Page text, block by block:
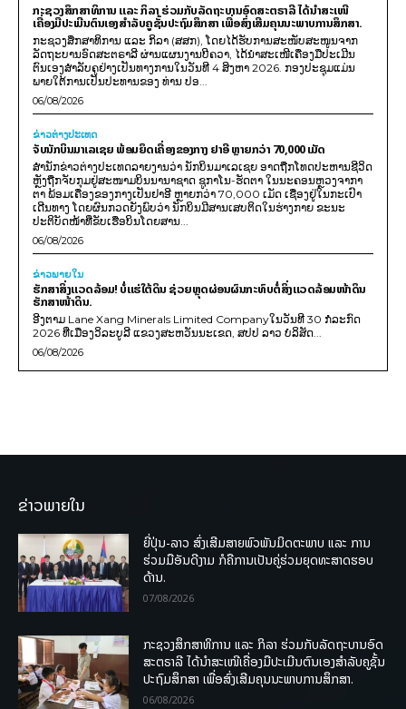
ກະຊວງສຶກສາທິການ ແລະ ກິລາ ຮ່ວມກັບລັດຖະບານອົດສະຕຣາລີ ໄດ້ນຳສະເໜີ
ເຄື່ອງມືປະເມີນຕົນເອງສຳລັບຄູຊັ້ນປະຖົມສຶກສາ ເພື່ອສົ່ງເສີມຄຸນນະພາບການສຶກສາ.
ກະຊວງສຶກສາທິການ ແລະ ກິລາ (ສສກ), ໂດຍໄດ້ຮັບການສະໜັບສະໜູນຈາກ
ລັດຖະບານອົດສະຕຣາລີ ຜ່ານແຜນງານບີຄວາ, ໄດ້ນຳສະເໜີເຄື່ອງມືປະເມີນ
ຕົນເອງສຳລັບຄູຢ່າງເປັນທາງການໃນວັນທີ 4 ສິງຫາ 2026. ກອງປະຊຸມແມ່ນ
ພາຍໃຕ້ການເປັນປະທານຂອງ ທ່ານ ປອ...
06/08/2026
ຂ່າວຕ່າງປະເທດ
ຈັບນັກບິນມາເລເຊຍ ພ້ອມຍຶດເຄື່ອງຂອງກາງ ຢາອີ ຫຼາຍກວ່າ 70,000 ເມັດ
ສຳນັກຂ່າວຕ່າງປະເທດລາຍງານວ່າ ນັກບິນມາເລເຊຍ ອາດຖືກໂທດປະຫານຊີວິດ
ຫຼັງຖືກຈັບກຸມຢູ່ສະໜາມບິນນານາຊາດ ຊູກາໂນ-ຮັດຕາ ໃນນະຄອນຫຼວງຈາກາ
ຕາ ພ້ອມເຄື່ອງຂອງກາງເປັນຢາອີ ຫຼາຍກວ່າ 70,000 ເມັດ ເຊື່ອງຢູ່ໃນກະເປົາ
ເດີນທາງ ໂດຍຜົນກວດຍັງພົບວ່າ ນັກບິນມີສານເສບຕິດໃນຮ່າງກາຍ ຂະນະ
ປະຕິບັດໜ້າທີ່ຂັບເຮືອບິນໂດຍສານ...
06/08/2026
ຂ່າວພາຍ​ໃນ
ຮັກສາສິ່ງແວດລ້ອມ! ບໍ່ແຮ່ໃຕ້ດິນ ຊ່ວຍຫຼຸດຜ່ອນຜົນກະທົບຕໍ່ສິ່ງແວດລ້ອມໜ້າດິນ
ຮັກສາໜ້າດິນ.
ອີງຕາມ Lane Xang Minerals Limited Companyໃນວັນທີ 30 ກໍລະກົດ
2026 ທີ່ເມືອງວິລະບູລີ ແຂວງສະຫວັນນະເຂດ, ສປປ ລາວ ບໍລິສັດ...
06/08/2026
ຂ່າວພາຍໃນ
ຍີ່ປຸ່ນ-ລາວ ສົ່ງເສີມສາຍພົວພັນມິດຕະພາບ ແລະ ການ
ຮ່ວມມືອັນດີງາມ ກໍຄືການເປັນຄູ່ຮ່ວມຍຸດທະສາດຮອບ
ດ້ານ.
07/08/2026
ກະຊວງສຶກສາທິການ ແລະ ກິລາ ຮ່ວມກັບລັດຖະບານອົດ
ສະຕຣາລີ ໄດ້ນຳສະເໜີເຄື່ອງມືປະເມີນຕົນເອງສຳລັບຄູຊັ້ນ
ປະຖົມສຶກສາ ເພື່ອສົ່ງເສີມຄຸນນະພາບການສຶກສາ.
06/08/2026